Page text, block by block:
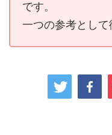
です。
一つの参考として